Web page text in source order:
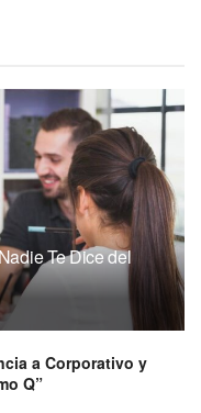
Te Dice del
a Corporativo y
Q”